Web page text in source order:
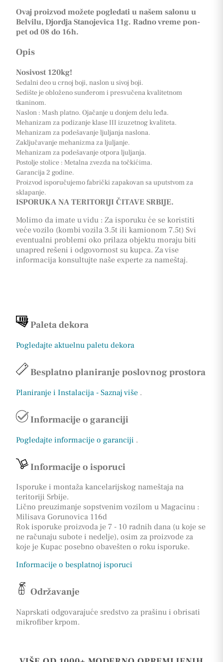
Ovaj proizvod možete pogledati u našem salonu u
Belvilu, Djordja Stanojevica 11g. Radno vreme pon-
pet od 08 do 16h.
Opis
Nosivost 120kg!
Sedalni deo u crnoj boji, naslon u sivoj boji.
Sedište je obloženo sunđerom i presvučena kvalitetnom
tkaninom.
Naslon : Mash platno. Ojačanje u donjem delu leđa.
Mehanizam za podizanje klase III izuzetnog kvaliteta.
Mehanizam za podešavanje ljuljanja naslona.
Zaključavanje mehanizma za ljuljanje.
Mehanizam za podešavanje otpora ljuljanja.
Postolje stolice : Metalna zvezda na točkićima.
Garancija 2 godine.
Proizvod isporučujemo fabrički zapakovan sa uputstvom za
sklapanje.
ISPORUKA NA TERITORIJI ČITAVE SRBIJE.
Molimo da imate u vidu : Za isporuku će se koristiti
veće vozilo (kombi vozila 3.5t ili kamionom 7.5t) Svi
eventualni problemi oko prilaza objektu moraju biti
unapred rešeni i odgovornost su kupca. Za vise
informacija konsultujte naše experte za nameštaj.
Paleta dekora
Pogledajte aktuelnu paletu dekora
Besplatno planiranje poslovnog prostora
Planiranje i Instalacija - Saznaj više .
Informacije o garanciji
Pogledajte informacije o garanciji .
Informacije o isporuci
Isporuke i montaža kancelarijskog nameštaja na
teritoriji Srbije.
Lično preuzimanje sopstvenim vozilom u Magacinu :
Milisava Gorunovica 116d
Rok isporuke proizvoda je 7 - 10 radnih dana (u koje se
ne računaju subote i nedelje), osim za proizvode za
koje je Kupac posebno obavešten o roku isporuke.
Informacije o besplatnoj isporuci
Održavanje
Naprskati odgovarajuće sredstvo za prašinu i obrisati
mikrofiber krpom.